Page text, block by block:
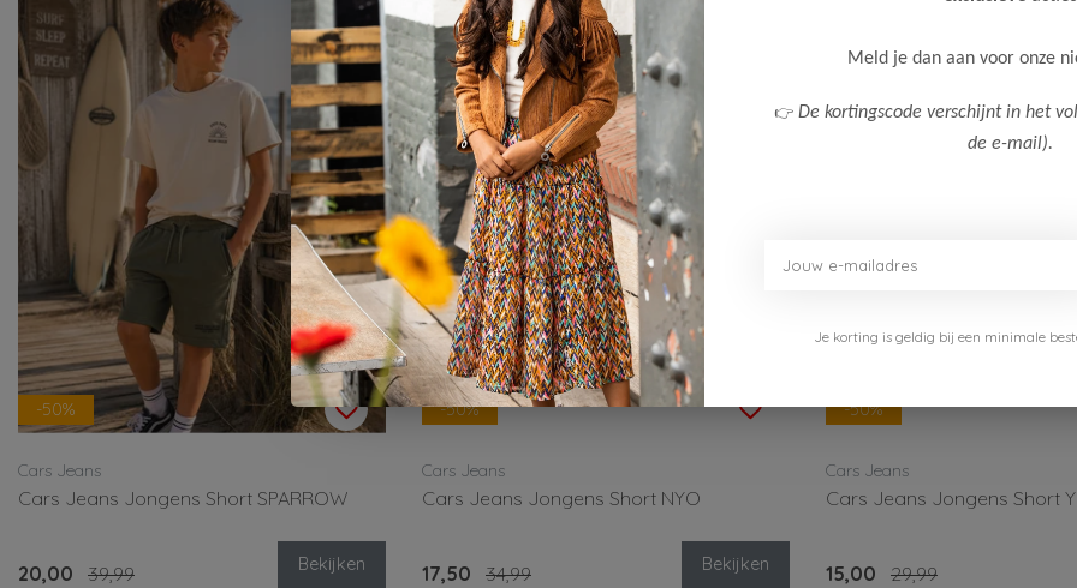
-50%
Cars Jeans
Cars Jeans Jongens Short SPARROW
20,00 39,99 Bekijken
-50%
Cars Jeans
Cars Jeans Jongens Short NYO
17,50 34,99 Bekijken
-50%
Cars Jeans
Cars Jeans Jongens Short
15,00 29,99
Meld je dan aan voor onze
👉 De kortingscode verschijnt in het
de e-mail).
Je korting is geldig bij een minimale